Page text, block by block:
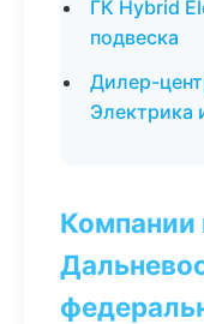
ГК Hybrid
подвеска
Дилер-
Электрика
Компании